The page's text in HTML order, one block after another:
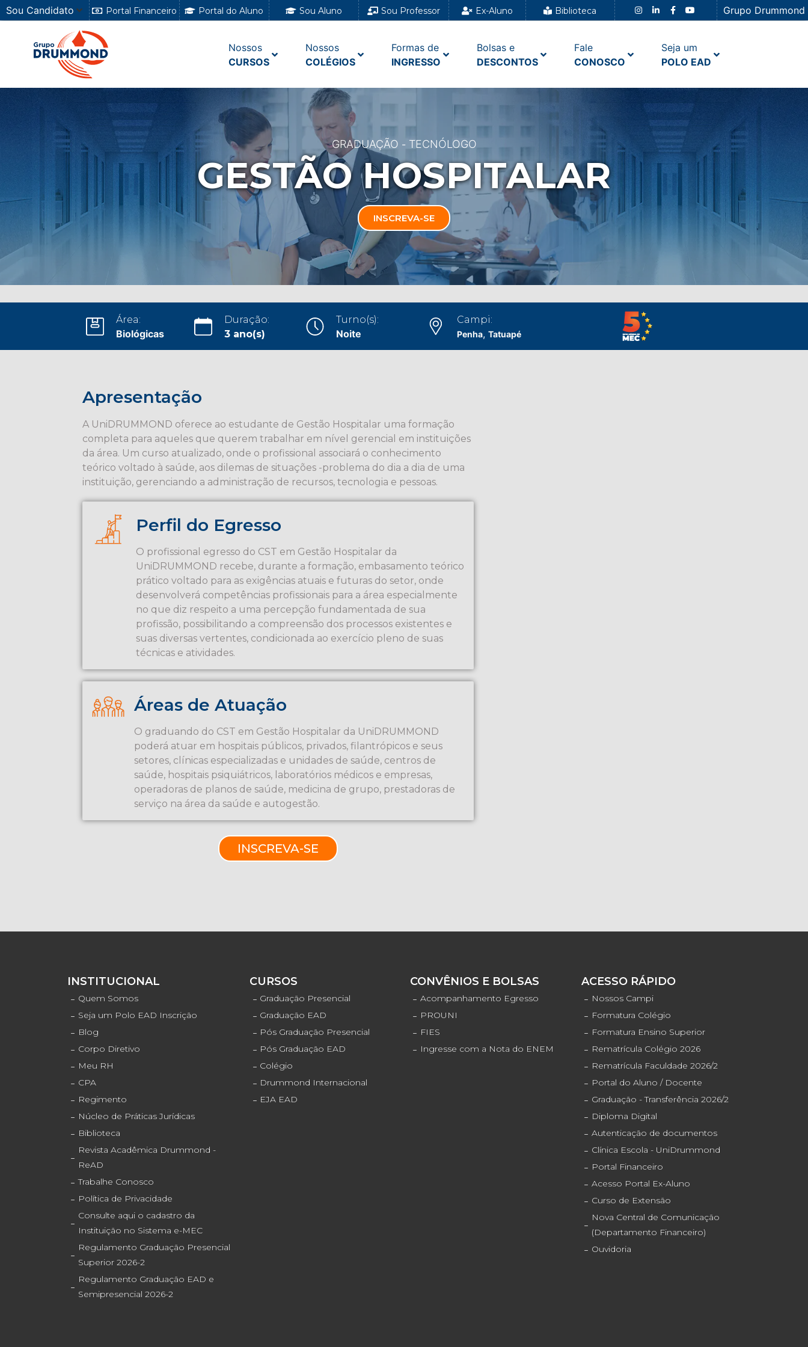
Sou Candidato Portal Financeiro Portal do Aluno Sou Aluno Sou Professor Ex-Aluno Biblioteca Grupo Drummond
Nossos
CURSOS
Nossos
COLÉGIOS
Formas de
INGRESSO
Bolsas e
DESCONTOS
Fale
CONOSCO
Seja um
POLO EAD
GRADUAÇÃO - TECNÓLOGO
GESTÃO HOSPITALAR
INSCREVA-SE
Área:
Biológicas
Duração:
3 ano(s)
Turno(s):
Noite
Campi:
Penha, Tatuapé
Apresentação
A UniDRUMMOND oferece ao estudante de Gestão Hospitalar uma formação
completa para aqueles que querem trabalhar em nível gerencial em instituições
da área. Um curso atualizado, onde o profissional associará o conhecimento
teórico voltado à saúde, aos dilemas de situações -problema do dia a dia de uma
instituição, gerenciando a administração de recursos, tecnologia e pessoas.
Perfil do Egresso
O profissional egresso do CST em Gestão Hospitalar da
UniDRUMMOND recebe, durante a formação, embasamento teórico
prático voltado para as exigências atuais e futuras do setor, onde
desenvolverá competências profissionais para a área especialmente
no que diz respeito a uma percepção fundamentada de sua
profissão, possibilitando a compreensão dos processos existentes e
suas diversas vertentes, condicionada ao exercício pleno de suas
técnicas e atividades.
Áreas de Atuação
O graduando do CST em Gestão Hospitalar da UniDRUMMOND
poderá atuar em hospitais públicos, privados, filantrópicos e seus
setores, clínicas especializadas e unidades de saúde, centros de
saúde, hospitais psiquiátricos, laboratórios médicos e empresas,
operadoras de planos de saúde, medicina de grupo, prestadoras de
serviço na área da saúde e autogestão.
INSCREVA-SE
INSTITUCIONAL
Quem Somos
Seja um Polo EAD Inscrição
Blog
Corpo Diretivo
Meu RH
CPA
Regimento
Núcleo de Práticas Jurídicas
Biblioteca
Revista Acadêmica Drummond -
ReAD
Trabalhe Conosco
Política de Privacidade
Consulte aqui o cadastro da
Instituição no Sistema e-MEC
Regulamento Graduação Presencial
Superior 2026-2
Regulamento Graduação EAD e
Semipresencial 2026-2
CURSOS
Graduação Presencial
Graduação EAD
Pós Graduação Presencial
Pós Graduação EAD
Colégio
Drummond Internacional
EJA EAD
CONVÊNIOS E BOLSAS
Acompanhamento Egresso
PROUNI
FIES
Ingresse com a Nota do ENEM
ACESSO RÁPIDO
Nossos Campi
Formatura Colégio
Formatura Ensino Superior
Rematrícula Colégio 2026
Rematrícula Faculdade 2026/2
Portal do Aluno / Docente
Graduação - Transferência 2026/2
Diploma Digital
Autenticação de documentos
Clínica Escola - UniDrummond
Portal Financeiro
Acesso Portal Ex-Aluno
Curso de Extensão
Nova Central de Comunicação
(Departamento Financeiro)
Ouvidoria